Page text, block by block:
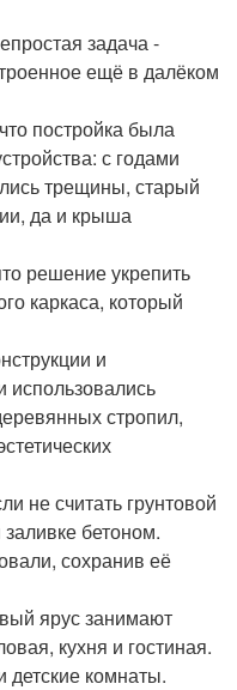
задача -
ещё в далёком
постройка была
с годами
трещины, старый
да и крыша
решение укрепить
каркаса, который
и
использовались
стропил,
не считать грунтовой
бетоном.
сохранив её
ярус занимают
кухня и гостиная.
детские комнаты.